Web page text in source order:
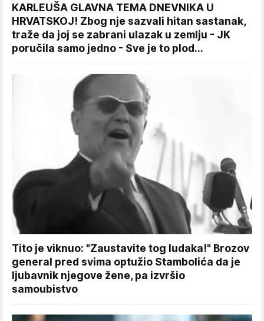
KARLEUŠA GLAVNA TEMA DNEVNIKA U
HRVATSKOJ! Zbog nje sazvali hitan sastanak,
traže da joj se zabrani ulazak u zemlju - JK
poručila samo jedno - Sve je to plod...
Tito je viknuo: "Zaustavite tog ludaka!" Brozov
general pred svima optužio Stambolića da je
ljubavnik njegove žene, pa izvršio
samoubistvo